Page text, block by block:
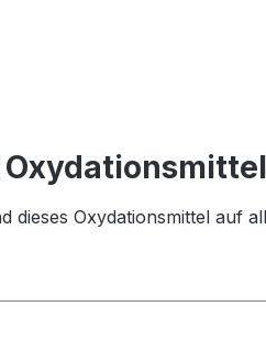
Oxydationsmittel auf